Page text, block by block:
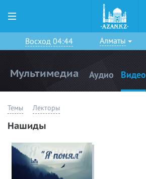
Восход 04:44 Алматы
Мультимедиа Аудио Видео
Темы Лекторы
Нашиды